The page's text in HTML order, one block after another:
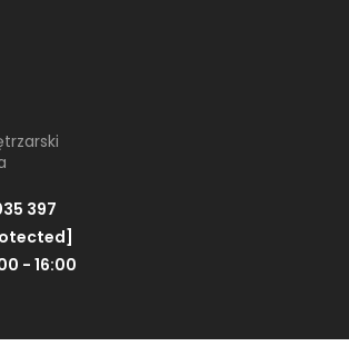
397
- 16:00